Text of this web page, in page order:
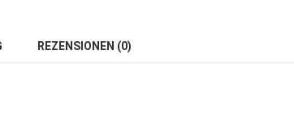
REZENSIONEN (0)